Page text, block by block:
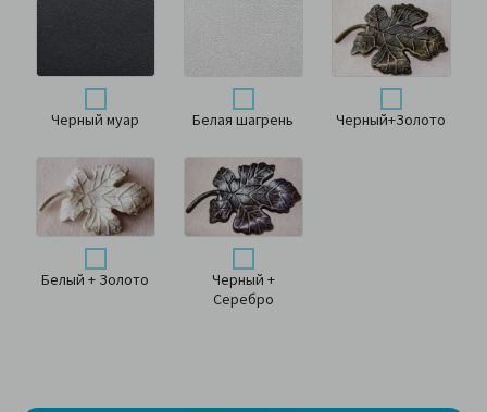
Черный муар Белая шагрень Черный+Золото
Белый + Золото
Черный +
Серебро